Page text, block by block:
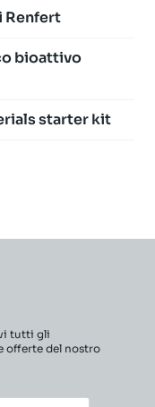
Renfert
bioattivo
starter kit
tutti gli
offerte del nostro